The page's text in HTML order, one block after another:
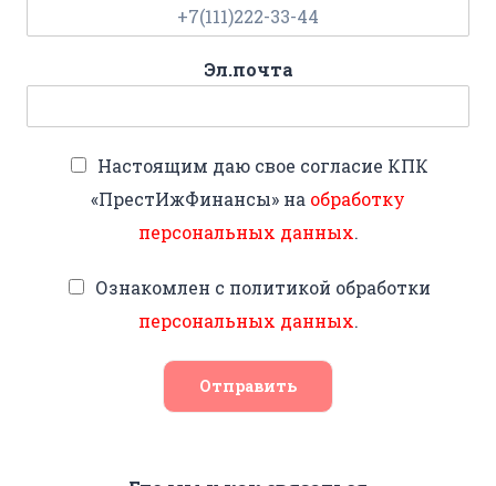
Эл.почта
Настоящим даю свое согласие КПК
«ПрестИжФинансы» на обработку
персональных данных.
Ознакомлен с политикой обработки
персональных данных.
Отправить